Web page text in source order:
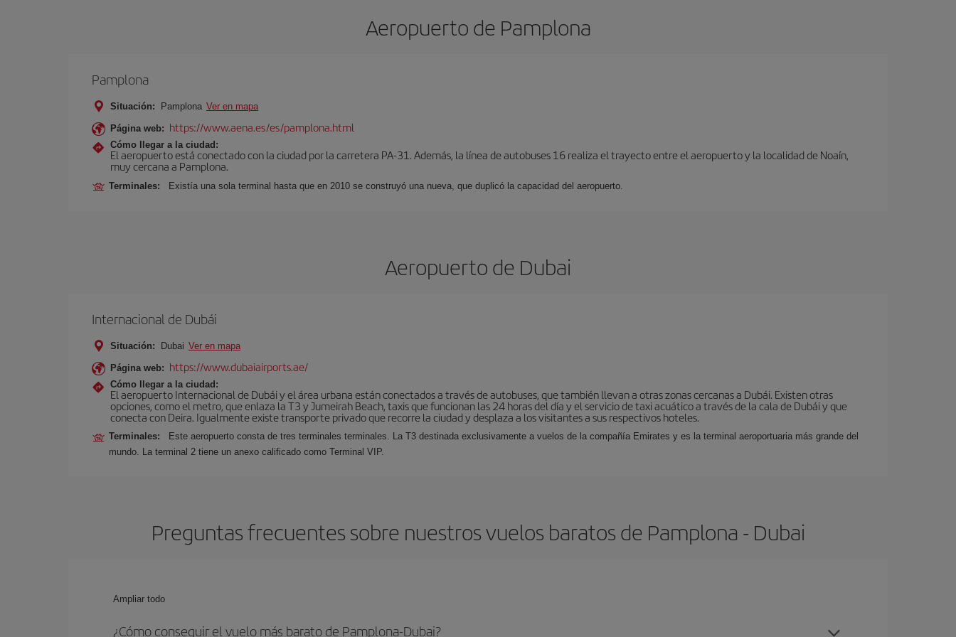
Aeropuerto de Pamplona
Pamplona
Situación: Pamplona Ver en mapa
Página web: https://www.aena.es/es/pamplona.html
Cómo llegar a la ciudad:
El aeropuerto está conectado con la ciudad por la carretera PA-31. Además, la línea de autobuses 16 realiza el trayecto entre el aeropuerto y la localidad de Noaín,
muy cercana a Pamplona.
Terminales: Existía una sola terminal hasta que en 2010 se construyó una nueva, que duplicó la capacidad del aeropuerto.
Aeropuerto de Dubai
Internacional de Dubái
Situación: Dubai Ver en mapa
Página web: https://www.dubaiairports.ae/
Cómo llegar a la ciudad:
El aeropuerto Internacional de Dubái y el área urbana están conectados a través de autobuses, que también llevan a otras zonas cercanas a Dubái. Existen otras
opciones, como el metro, que enlaza la T3 y Jumeirah Beach, taxis que funcionan las 24 horas del día y el servicio de taxi acuático a través de la cala de Dubái y que
conecta con Deira. Igualmente existe transporte privado que recorre la ciudad y desplaza a los visitantes a sus respectivos hoteles.
Terminales:
Este aeropuerto consta de tres terminales terminales. La T3 destinada exclusivamente a vuelos de la compañía Emirates y es la terminal aeroportuaria más grande del
mundo. La terminal 2 tiene un anexo calificado como Terminal VIP.
Preguntas frecuentes sobre nuestros vuelos baratos de Pamplona - Dubai
Ampliar todo
¿Cómo conseguir el vuelo más barato de Pamplona-Dubai?